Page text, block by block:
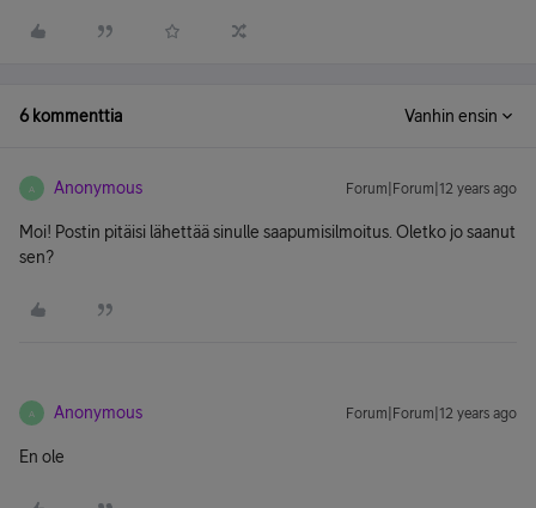
6 kommenttia Vanhin ensin
A Anonymous Forum|Forum|12 years ago
Moi! Postin pitäisi lähettää sinulle saapumisilmoitus. Oletko jo saanut
sen?
A Anonymous Forum|Forum|12 years ago
En ole